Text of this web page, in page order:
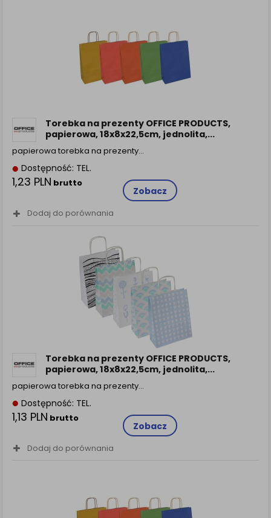
Torebka na prezenty OFFICE PRODUCTS,
papierowa, 18x8x22,5cm, jednolita,...
papierowa torebka na prezenty…
Dostępność: TEL.
1,23 PLN brutto
Zobacz
Dodaj do porównania
Torebka na prezenty OFFICE PRODUCTS,
papierowa, 18x8x22,5cm, jednolita,...
papierowa torebka na prezenty…
Dostępność: TEL.
1,13 PLN brutto
Zobacz
Dodaj do porównania